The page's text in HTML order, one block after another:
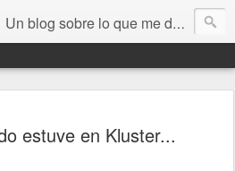
Un blog sobre lo que me da la gana, así en general, desde lo personal a cuestiones LGTB, vamos, mis mariconadas y esas cosas del Orgullo, la reivindicación y, en general, de reclamar las cosas que son justas y que cada cual haga lo que le venga en gana siempre que no moleste al vecino; cosas que ver, visitar... algún viaje... de todo un poco. Ah, y aquí a las chivatas no las queremos ver ni en pintura.
estuve en Kluster...